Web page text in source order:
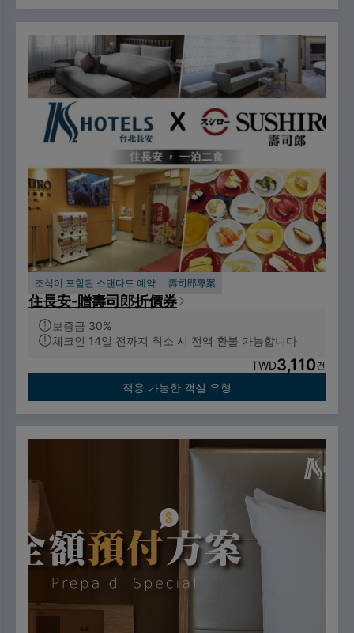
조식이 포함된 스탠다드 예약 壽司郎專案
住長安-贈壽司郎折價券
보증금 30%
체크인 14일 전까지 취소 시 전액 환불 가능합니다
TWD3,110건
적용 가능한 객실 유형